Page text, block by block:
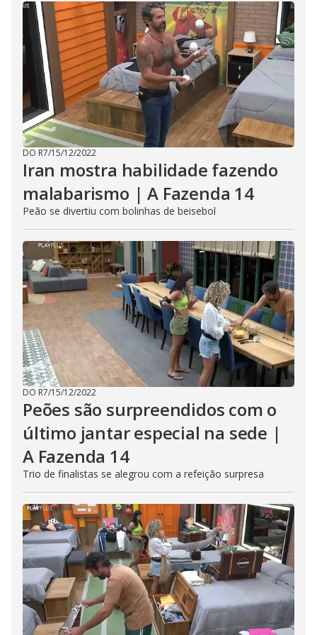
DO R7/15/12/2022
Iran mostra habilidade fazendo
malabarismo | A Fazenda 14
Peão se divertiu com bolinhas de beisebol
DO R7/15/12/2022
Peões são surpreendidos com o
último jantar especial na sede |
A Fazenda 14
Trio de finalistas se alegrou com a refeição surpresa